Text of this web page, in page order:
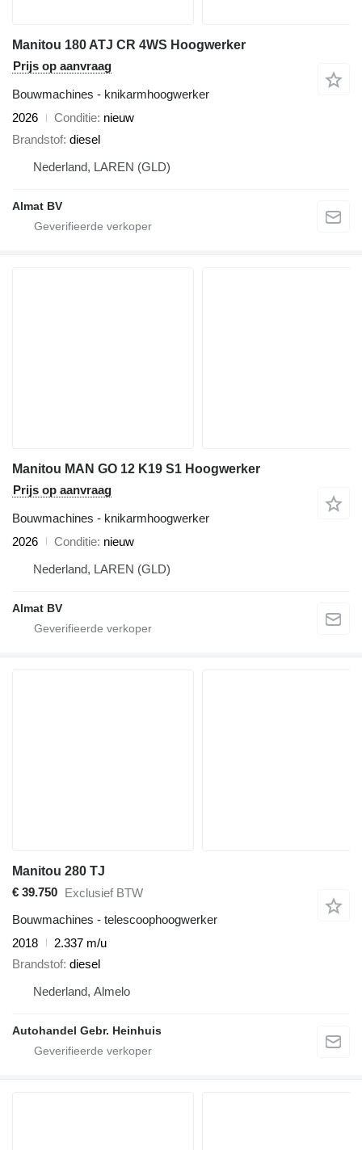
Manitou 180 ATJ CR 4WS Hoogwerker
Prijs op aanvraag
Bouwmachines - knikarmhoogwerker
2026
Conditie nieuw
Brandstof diesel
Nederland, LAREN (GLD)
Almat BV
Manitou MAN GO 12 K19 S1 Hoogwerker
Prijs op aanvraag
Bouwmachines - knikarmhoogwerker
2026
Conditie nieuw
Nederland, LAREN (GLD)
Almat BV
Manitou 280 TJ
€ 39.750 Exclusief BTW
Bouwmachines - telescoophoogwerker
2018
2.337 m/u
Brandstof diesel
Nederland, Almelo
Autohandel Gebr. Heinhuis